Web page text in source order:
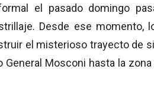
el pasado domingo
Desde ese momento,
el misterioso trayecto de
Mosconi hasta la